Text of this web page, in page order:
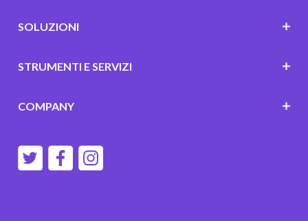
SOLUZIONI
STRUMENTI E SERVIZI
COMPANY